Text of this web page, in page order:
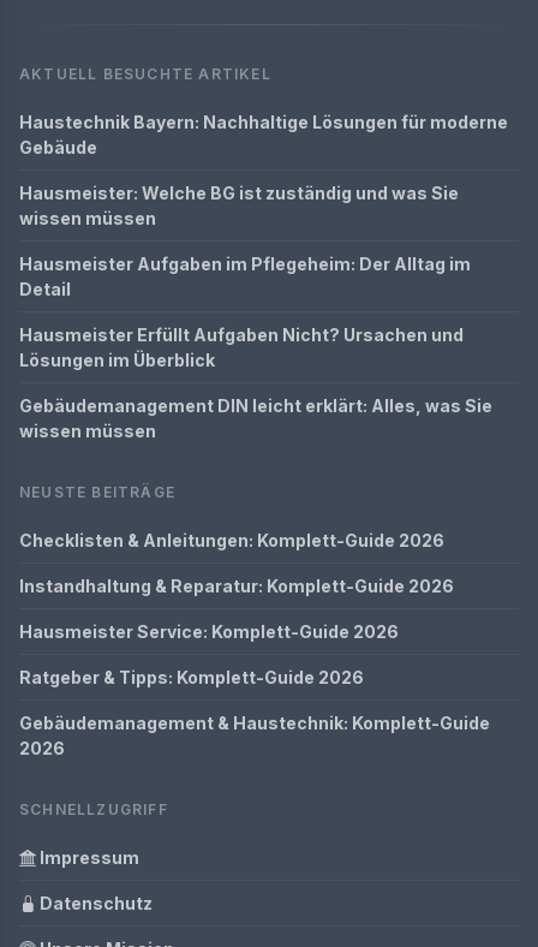
AKTUELL BESUCHTE ARTIKEL
Haustechnik Bayern: Nachhaltige Lösungen für moderne
Gebäude
Hausmeister: Welche BG ist zuständig und was Sie
wissen müssen
Hausmeister Aufgaben im Pflegeheim: Der Alltag im
Detail
Hausmeister Erfüllt Aufgaben Nicht? Ursachen und
Lösungen im Überblick
Gebäudemanagement DIN leicht erklärt: Alles, was Sie
wissen müssen
NEUSTE BEITRÄGE
Checklisten & Anleitungen: Komplett-Guide 2026
Instandhaltung & Reparatur: Komplett-Guide 2026
Hausmeister Service: Komplett-Guide 2026
Ratgeber & Tipps: Komplett-Guide 2026
Gebäudemanagement & Haustechnik: Komplett-Guide
2026
SCHNELLZUGRIFF
Impressum
Datenschutz